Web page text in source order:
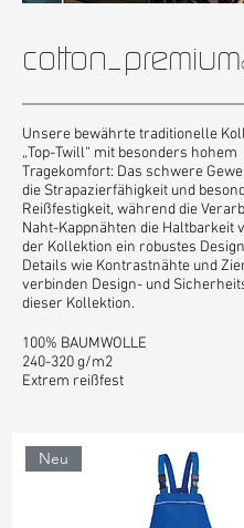
cotton_premium
Unsere bewährte traditionelle
„Top-Twill“ mit besonders hohem
Tragekomfort: Das schwere
die Strapazierfähigkeit und
Reißfestigkeit, während die
Naht-Kappnähten die Haltbarkeit
der Kollektion ein robustes
Details wie Kontrastnähte und
verbinden Design- und
dieser Kollektion.
100% BAUMWOLLE
240-320 g/m2
Extrem reißfest
Neu